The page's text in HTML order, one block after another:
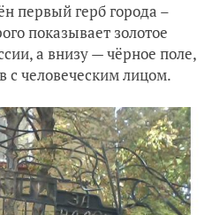
первый герб города –
показывает золотое
а внизу — чёрное поле,
с человеческим лицом.